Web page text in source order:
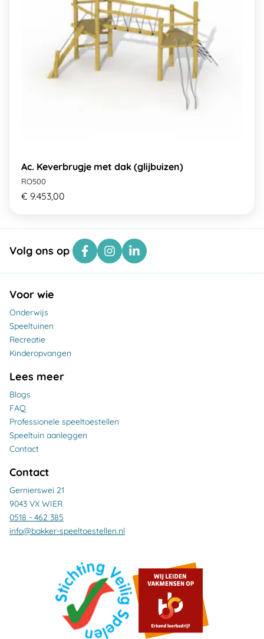
Ac. Keverbrugje met dak (glijbuizen)
RO500
€ 9.453,00
Volg ons op
Voor wie
Onderwijs
Speeltuinen
Recreatie
Kinderopvangen
Lees meer
Blogs
FAQ
Professionele speeltoestellen
Speeltuin aanleggen
Contact
Contact
Gernierswei 21
9043 VX WIER
0518 - 462 385
info@bakker-speeltoestellen.nl